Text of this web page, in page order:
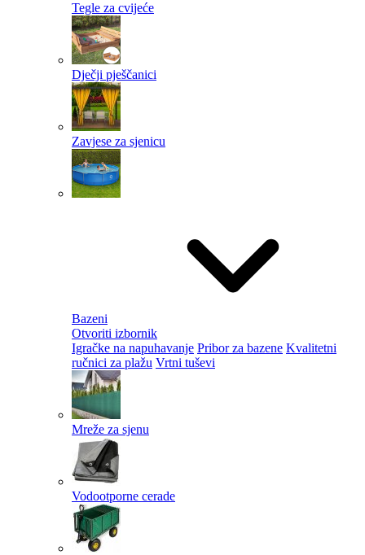
Tegle za cvijeće
Dječji pješčanici
Zavjese za sjenicu
Bazeni
Otvoriti izbornik
Igračke na napuhavanje Pribor za bazene Kvalitetni
ručnici za plažu Vrtni tuševi
Mreže za sjenu
Vodootporne cerade